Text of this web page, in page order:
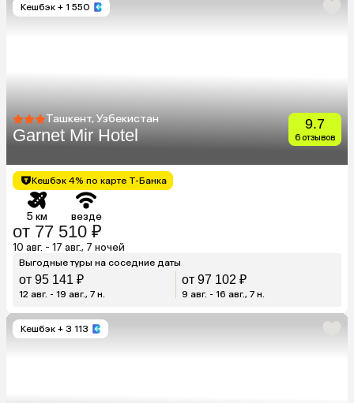
Кешбэк + 1 550
Ташкент, Узбекистан
Garnet Mir Hotel
9.7
6 отзывов
Кешбэк 4% по карте Т-Банка
5 км везде
от 77 510 ₽
10 авг. - 17 авг., 7 ночей
Выгодные туры на соседние даты
от 95 141 ₽
12 авг. - 19 авг., 7 н.
от 97 102 ₽
9 авг. - 16 авг., 7 н.
Кешбэк + 3 113